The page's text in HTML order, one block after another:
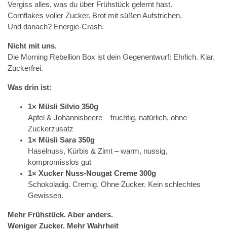
Vergiss alles, was du über Frühstück gelernt hast.
Cornflakes voller Zucker. Brot mit süßen Aufstrichen.
Und danach? Energie-Crash.
Nicht mit uns.
Die Morning Rebellion Box ist dein Gegenentwurf: Ehrlich. Klar.
Zuckerfrei.
Was drin ist:
1× Müsli Silvio 350g
Apfel & Johannisbeere – fruchtig, natürlich, ohne
Zuckerzusatz
1× Müsli Sara 350g
Haselnuss, Kürbis & Zimt – warm, nussig,
kompromisslos gut
1× Xucker Nuss-Nougat Creme 300g
Schokoladig. Cremig. Ohne Zucker. Kein schlechtes
Gewissen.
Mehr Frühstück. Aber anders.
Weniger Zucker. Mehr Wahrheit